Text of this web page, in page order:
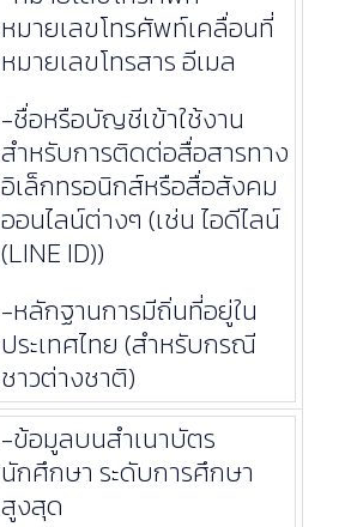
หมายเลขโทรศัพท์เคลื่อนที่
หมายเลขโทรสาร อีเมล
-ชื่อหรือบัญชีเข้าใช้งาน
สำหรับการติดต่อสื่อสารทาง
อิเล็กทรอนิกส์หรือสื่อสังคม
ออนไลน์ต่างๆ (เช่น ไอดีไลน์
(LINE ID))
-หลักฐานการมีถิ่นที่อยู่ใน
ประเทศไทย (สำหรับกรณี
ชาวต่างชาติ)
-ข้อมูลบนสำเนาบัตร
นักศึกษา ระดับการศึกษา
สูงสุด